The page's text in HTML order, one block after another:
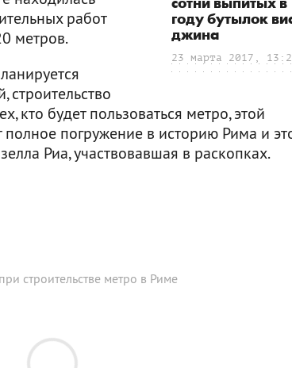
году бутылок
джина
23 марта 2017,
работ
метров.
строительство
кто будет пользоваться метро, этой
полное погружение в историю Рима и
Риа, участвовавшая в раскопках.
строительстве метро в Риме